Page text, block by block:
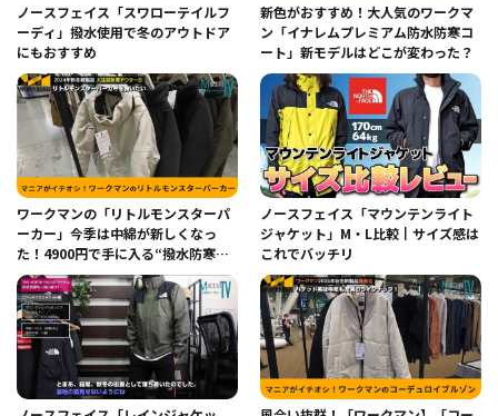
ノースフェイス「スワローテイルフ
ーディ」撥水使用で冬のアウトドア
にもおすすめ
新色がおすすめ！大人気のワークマ
ン「イナレムプレミアム防水防寒コ
ート」新モデルはどこが変わった？
ワークマンの「リトルモンスターパ
ーカー」今季は中綿が新しくなっ
た！4900円で手に入る“撥水防寒ア
ウター”
ノースフェイス「マウンテンライト
ジャケット」M・L比較┃サイズ感は
これでバッチリ